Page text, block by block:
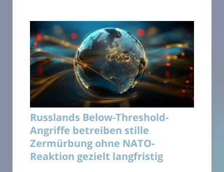
Russlands Below-Threshold-
Angriffe betreiben stille
Zermürbung ohne NATO-
Reaktion gezielt langfristig